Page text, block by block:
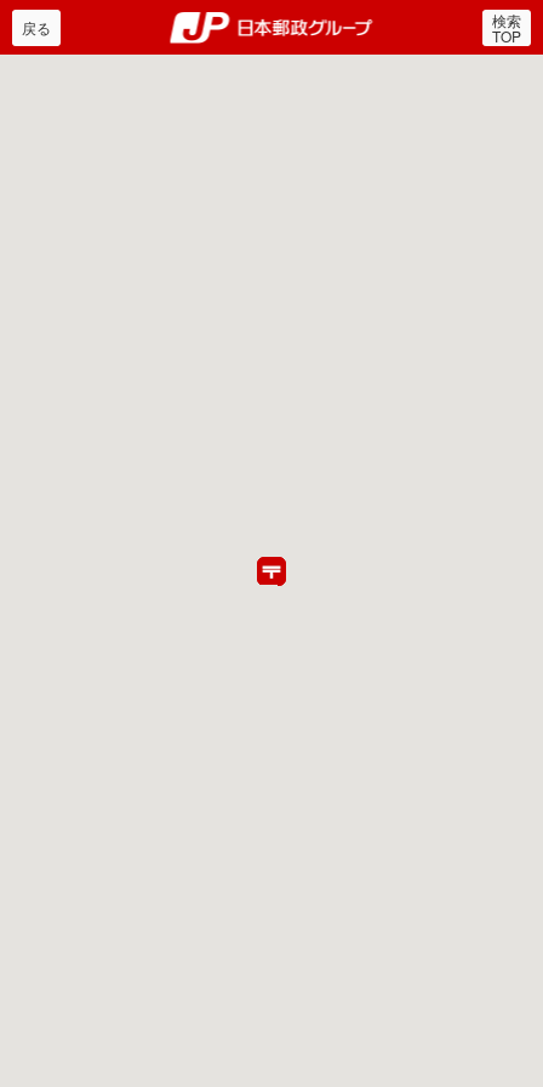
郵便局・日本郵政グルー
戻る 検索
TOP